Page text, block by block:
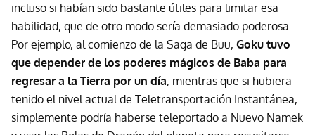
incluso si habían sido bastante útiles para limitar esa
habilidad, que de otro modo sería demasiado poderosa.
Por ejemplo, al comienzo de la Saga de Buu, Goku tuvo
que depender de los poderes mágicos de Baba para
regresar a la Tierra por un día, mientras que si hubiera
tenido el nivel actual de Teletransportación Instantánea,
simplemente podría haberse teleportado a Nuevo Namek